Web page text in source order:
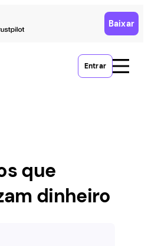
Baixar
Entrar
que
dinheiro